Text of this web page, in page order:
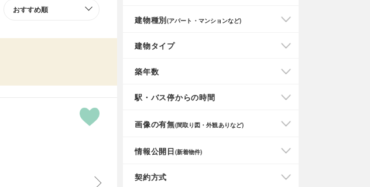
建物種別(アパート・マンションなど)
建物タイプ
築年数
駅・バス停からの時間
画像の有無(間取り図・外観ありなど)
情報公開日(新着物件)
契約方式